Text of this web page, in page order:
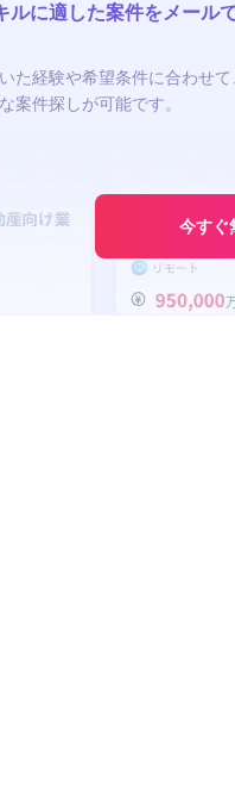
ルに適した案件をメール
た経験や希望条件に合わせ
案件探しが可能です。
今すぐ